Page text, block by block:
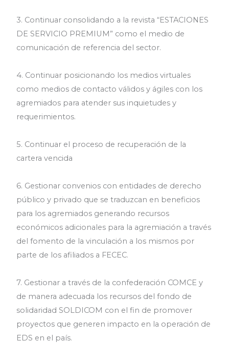
3. Continuar consolidando a la revista “ESTACIONES
DE SERVICIO PREMIUM” como el medio de
comunicación de referencia del sector.
4. Continuar posicionando los medios virtuales
como medios de contacto válidos y ágiles con los
agremiados para atender sus inquietudes y
requerimientos.
5. Continuar el proceso de recuperación de la
cartera vencida
6. Gestionar convenios con entidades de derecho
público y privado que se traduzcan en beneficios
para los agremiados generando recursos
económicos adicionales para la agremiación a través
del fomento de la vinculación a los mismos por
parte de los afiliados a FECEC.
7. Gestionar a través de la confederación COMCE y
de manera adecuada los recursos del fondo de
solidaridad SOLDICOM con el fin de promover
proyectos que generen impacto en la operación de
EDS en el país.